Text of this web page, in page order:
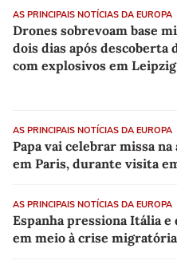
AS PRINCIPAIS NOTÍCIAS DA EUROPA
Drones sobrevoam base
dois dias após descoberta
com explosivos em Leipzig
AS PRINCIPAIS NOTÍCIAS DA EUROPA
Papa vai celebrar missa
em Paris, durante visita
AS PRINCIPAIS NOTÍCIAS DA EUROPA
Espanha pressiona Itália
em meio à crise